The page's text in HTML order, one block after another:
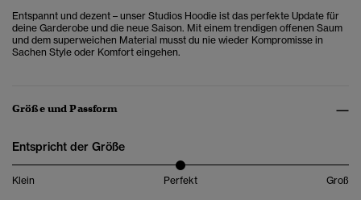
Entspannt und dezent – unser Studios Hoodie ist das perfekte Update für
deine Garderobe und die neue Saison. Mit einem trendigen offenen Saum
und dem superweichen Material musst du nie wieder Kompromisse in
Sachen Style oder Komfort eingehen.
Größe und Passform
Entspricht der Größe
Klein Perfekt Groß